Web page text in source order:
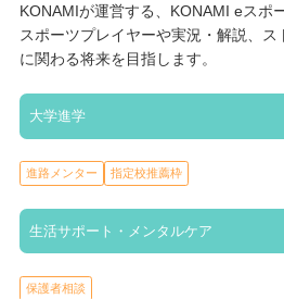
KONAMIが運営する、KONAMI eスポ
スポーツプレイヤーや実況・解説、
に関わる将来を目指します。
大学進学
進路メンター 指定校推薦枠
生活サポート・メンタルケア
保護者相談